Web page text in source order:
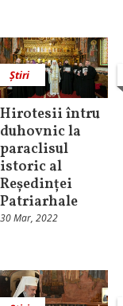
Știri
Hirotesii întru
duhovnic la
paraclisul
istoric al
Reședinței
Patriarhale
30 Mar, 2022